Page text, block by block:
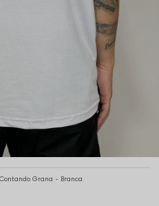
Grana - Branca